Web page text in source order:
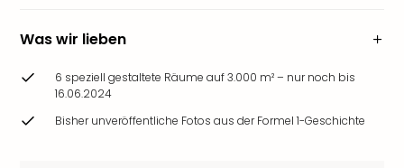
Was wir lieben
6 speziell gestaltete Räume auf 3.000 m² – nur noch bis
16.06.2024
Bisher unveröffentliche Fotos aus der Formel 1-Geschichte